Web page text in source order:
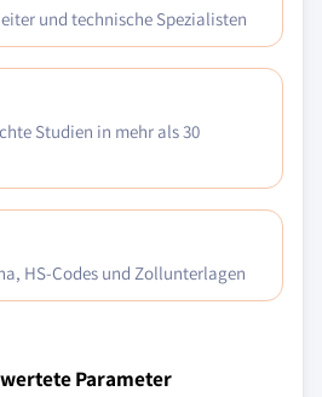
und technische Spezialisten
Studien in mehr als 30
HS-Codes und Zollunterlagen
Parameter